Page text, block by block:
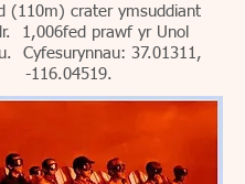
(110m) crater ymsuddiant
1,006fed prawf yr Unol
Cyfesurynnau: 37.01311 ,
-116.04519.